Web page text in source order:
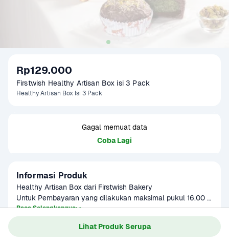
Lihat Produk Serupa
Rp129.000
Firstwish Healthy Artisan Box isi 3 Pack
Healthy Artisan Box Isi 3 Pack
Gagal memuat data
Coba Lagi
Informasi Produk
Healthy Artisan Box dari Firstwish Bakery
Untuk Pembayaran yang dilakukan maksimal pukul 16.00
WIB, paket akan dikirimkan H+1 dari tanggal pembelian
dengan operational pengiriman pukul 10.00 WIB - 18.00
Baca Selengkapnya
Kategori
Sarapan
2 hari(suhu ruang), 7 hari (dalam
kulkas)